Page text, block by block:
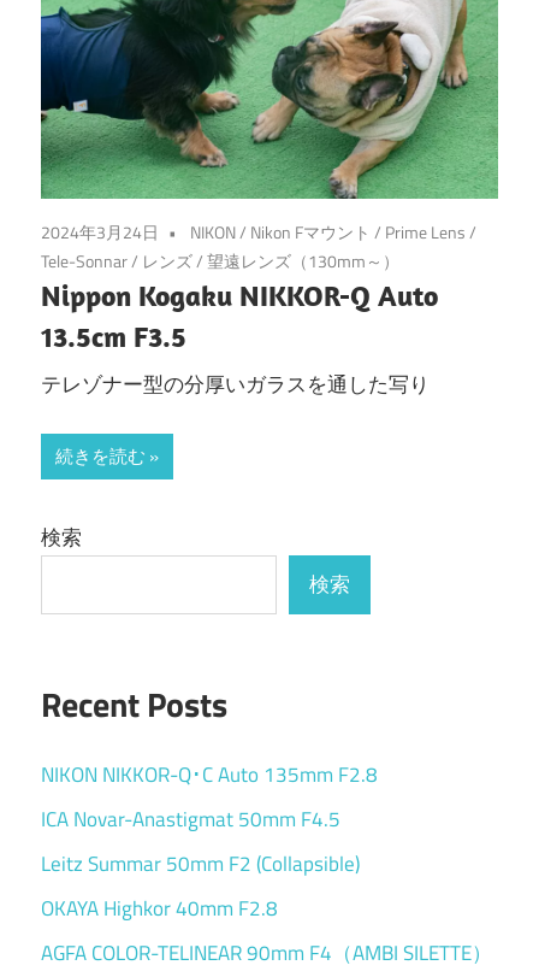
2024年3月24日 NIKON/ Nikon Fマウント / Prime Lens/
Tele-Sonnar/ レンズ/望遠レンズ（130mm～）
Nippon Kogaku NIKKOR-Q Auto
13.5cm F3.5
テレゾナー型の分厚いガラスを通した写り
続きを読む
検索
検索
Recent Posts
NIKON NIKKOR-Q･C Auto 135mm F2.8
ICA Novar-Anastigmat 50mm F4.5
Leitz Summar 50mm F2 (Collapsible)
OKAYA Highkor 40mm F2.8
AGFA COLOR-TELINEAR 90mm F4（AMBI SILETTE）